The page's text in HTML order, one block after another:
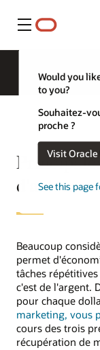
Menu
Would you
to you?
Souhaitez-
proche ?
Visit
See this page
Beaucoup
permet
tâches
c'est de l'argent.
pour chaque
marketing, vous
cours des trois
récupération de